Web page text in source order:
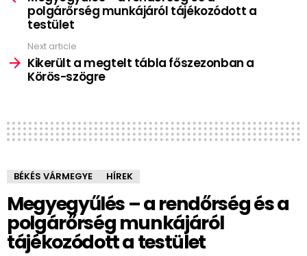
polgárőrség munkájáról tájékozódott a
testület
Next article
Kikerült a megtelt tábla főszezonban a
Körös-szögre
BÉKÉS VÁRMEGYE HÍREK
Megyegyűlés – a rendőrség és a
polgárőrség munkájáról
tájékozódott a testület